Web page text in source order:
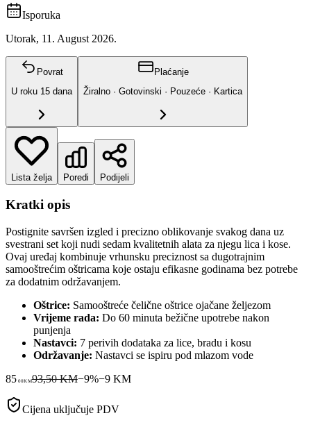
Isporuka
Utorak, 11. August 2026.
Povrat
U roku 15 dana
Plaćanje
Žiralno · Gotovinski · Pouzeće · Kartica
Lista želja Poredi Podijeli
Kratki opis
Postignite savršen izgled i precizno oblikovanje svakog dana uz
svestrani set koji nudi sedam kvalitetnih alata za njegu lica i kose.
Ovaj uređaj kombinuje vrhunsku preciznost sa dugotrajnim
samooštrećim oštricama koje ostaju efikasne godinama bez potrebe
za dodatnim održavanjem.
Oštrice: Samooštreće čelične oštrice ojačane željezom
Vrijeme rada: Do 60 minuta bežične upotrebe nakon
punjenja
Nastavci: 7 perivih dodataka za lice, bradu i kosu
Održavanje: Nastavci se ispiru pod mlazom vode
85 00KM93,50 KM−9%−9KM
Cijena uključuje PDV